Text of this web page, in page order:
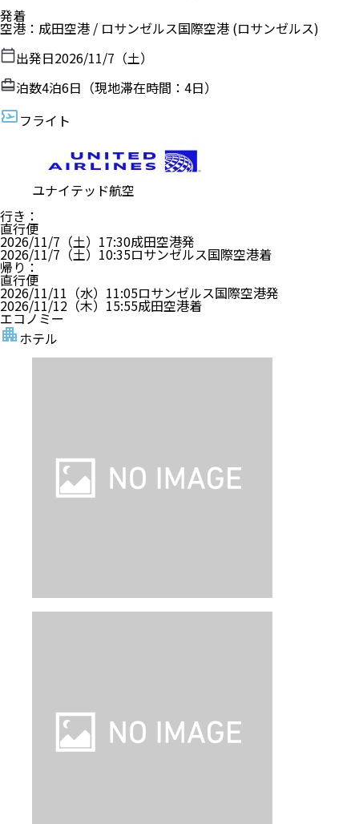
発着
空港 ： 成田空港 / ロサンゼルス国際空港 (ロサンゼルス)
出発日2026/11/7（土）
泊数4泊6日（現地滞在時間： 4日）
フライト
ユナイテッド航空
行き ：
直行便
2026/11/7（土） 17:30成田空港発
2026/11/7（土） 10:35ロサンゼルス国際空港着
帰り ：
直行便
2026/11/11（水） 11:05ロサンゼルス国際空港発
2026/11/12（木） 15:55成田空港着
エコノミー
ホテル